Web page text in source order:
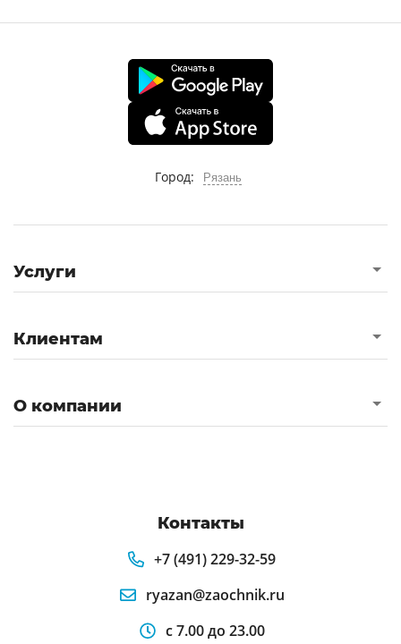
Город: Рязань
Услуги
Клиентам
О компании
Контакты
+7 (491) 229-32-59
ryazan@zaochnik.ru
с 7.00 до 23.00